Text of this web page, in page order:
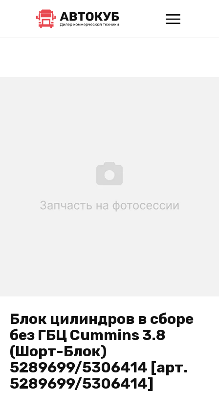
Блок цилиндров в сборе
без ГБЦ Cummins 3.8
(Шорт-Блок)
5289699/5306414 [арт.
5289699/5306414]